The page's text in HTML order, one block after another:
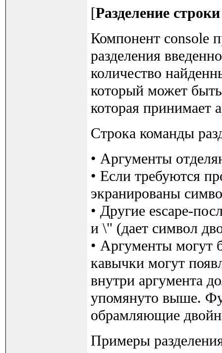
[Разделение
Компонент console
разделения
количество
который может
которая принимает
Строка команды
• Аргументы
• Если требуются
экранированы
• Другие escape-
и \" (дает символ
• Аргументы могут
кавычки могут
внутри аргумента
упомянуто выше.
обрамляющие
Примеры